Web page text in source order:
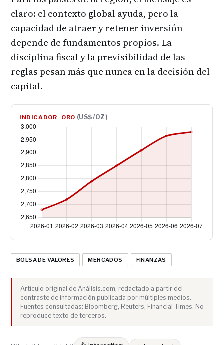
claro: el contexto global ayuda, pero la
capacidad de atraer y retener inversión
depende de fundamentos propios. La
disciplina fiscal y la previsibilidad de las
reglas pesan más que nunca en la decisión del
capital.
INDICADOR · ORO (US$/OZ)
BOLSA DE VALORES MERCADOS FINANZAS
Artículo original de Análisis.com, redactado a partir del
contraste de información publicada por múltiples medios.
Fuentes consultadas: Bloomberg, Reuters, Financial Times. No
reproduce texto de terceros.